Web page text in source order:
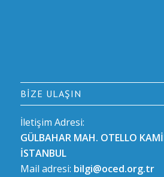
BIZE ULAŞIN
İletişim Adresi:
GÜLBAHAR MAH. OTELLO
İSTANBUL
Mail adresi: bilgi@oced.org.tr